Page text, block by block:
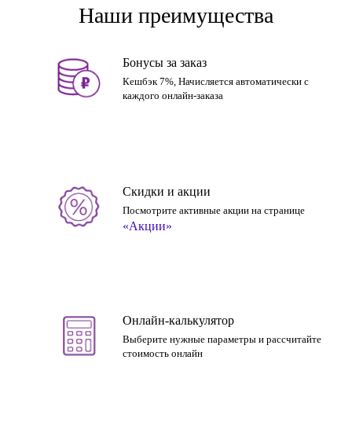
Наши преимущества
Бонусы за заказ
Кешбэк 7%, Начисляется автоматически с
каждого онлайн-заказа
Скидки и акции
Посмотрите активные акции на странице
«Акции»
Онлайн-калькулятор
Выберите нужные параметры и рассчитайте
стоимость онлайн